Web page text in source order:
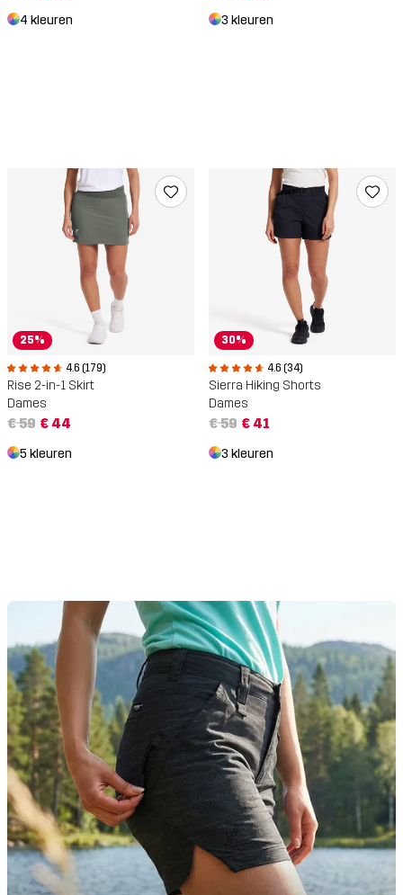
4 kleuren 3 kleuren
25%
4.6 (179)
Rise 2-in-1 Skirt
Dames
€ 59 € 44
5 kleuren
30%
4.6 (34)
Sierra Hiking Shorts
Dames
€ 59 € 41
3 kleuren